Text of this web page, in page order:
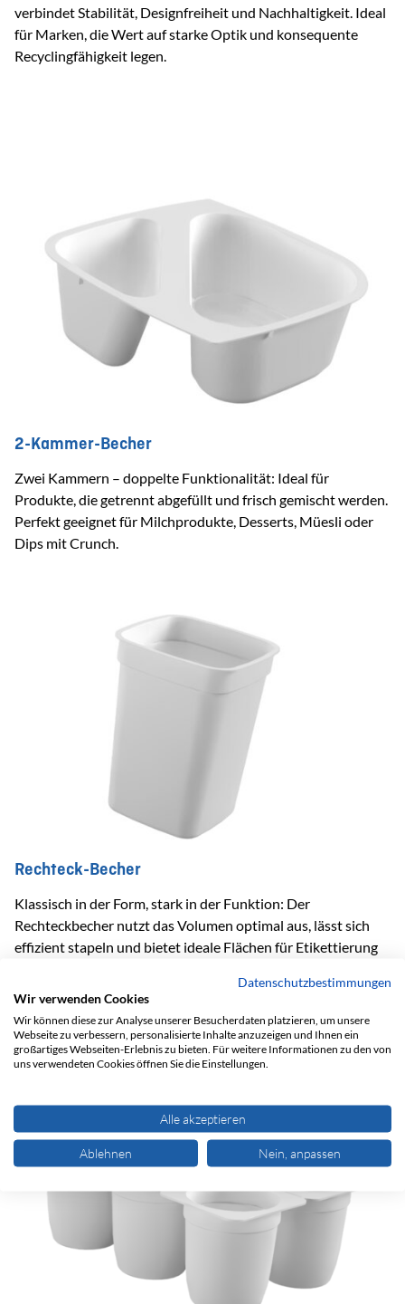
verbindet Stabilität, Designfreiheit und Nachhaltigkeit. Ideal
für Marken, die Wert auf starke Optik und konsequente
Recyclingfähigkeit legen.
2-Kammer-Becher
Zwei Kammern – doppelte Funktionalität: Ideal für
Produkte, die getrennt abgefüllt und frisch gemischt werden.
Perfekt geeignet für Milchprodukte, Desserts, Müesli oder
Dips mit Crunch.
Rechteck-Becher
Klassisch in der Form, stark in der Funktion: Der
Rechteckbecher nutzt das Volumen optimal aus, lässt sich
effizient stapeln und bietet ideale Flächen für Etikettierung
Datenschutzbestimmungen
Wir verwenden Cookies
Wir können diese zur Analyse unserer Besucherdaten platzieren, um unsere
Webseite zu verbessern, personalisierte Inhalte anzuzeigen und Ihnen ein
großartiges Webseiten-Erlebnis zu bieten. Für weitere Informationen zu den von
uns verwendeten Cookies öffnen Sie die Einstellungen.
Alle akzeptieren
Ablehnen Nein, anpassen